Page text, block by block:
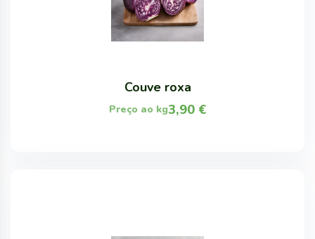
Couve roxa
3,90 €
Preço ao kg